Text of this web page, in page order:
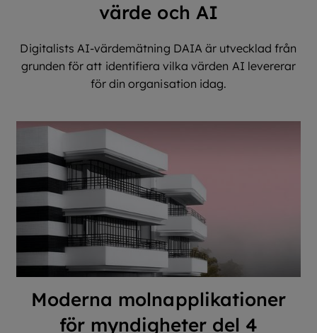
värde och AI
Digitalists AI-värdemätning DAIA är utvecklad från
grunden för att identifiera vilka värden AI levererar
för din organisation idag.
Moderna molnapplikationer
för myndigheter del 4